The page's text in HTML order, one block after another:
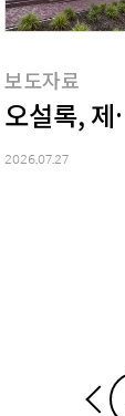
보도자료
오설록,
2026.07.27